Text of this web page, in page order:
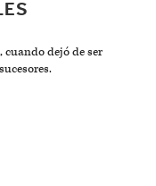
cuando dejó de ser